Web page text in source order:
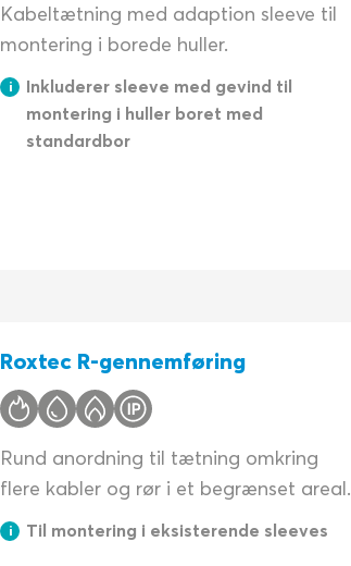
Kabeltætning med adaption sleeve til
montering i borede huller.
Inkluderer sleeve med gevind til
montering i huller boret med
standardbor
Roxtec R-gennemføring
Rund anordning til tætning omkring
flere kabler og rør i et begrænset areal.
Til montering i eksisterende sleeves